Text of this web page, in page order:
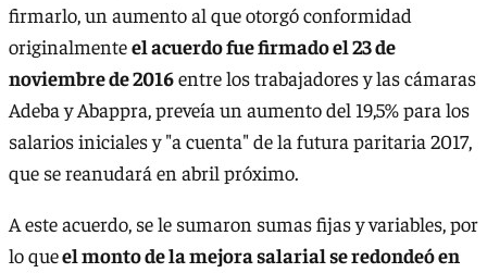
firmarlo, un aumento al que otorgó conformidad
originalmenteel acuerdo fue firmado el 23 de
noviembre de 2016entre los trabajadores y las cámaras
Adeba y Abappra, preveía un aumento del 19,5% para los
salarios iniciales y "a cuenta" de la futura paritaria 2017,
que se reanudará en abril próximo.
A este acuerdo, se le sumaron sumas fijas y variables, por
lo queel monto de la mejora salarial se redondeó en